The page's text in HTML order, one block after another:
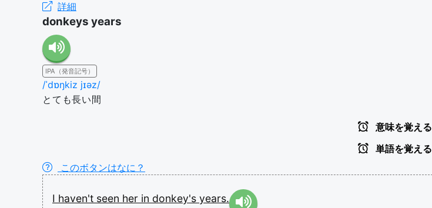
詳細
donkeys years
IPA（発音記号）
/ˈdɒŋkiz jɪəz/
とても長い間
意味を覚える
単語を覚える
このボタンはなに？
I haven't seen her in donkey's years.